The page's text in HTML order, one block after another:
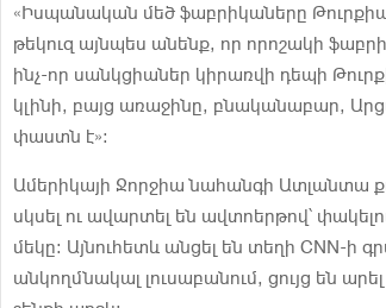
«Իսպանական մեծ ֆաբրիկաները
թեկուզ այնպես անենք, որ որոշակի
ինչ-որ սանկցիաներ կիրառվի դեպի
կլինի, բայց առաջինը, բնականաբար,
փաստն է»:
Ամերիկայի Ջորջիա նահանգի Ատլանտա
սկսել ու ավարտել են ավտոերթով՝
մեկը։ Այնուհետև անցել են տեղի CNN-ի
անկողմնակալ լուսաբանում, ցույց են